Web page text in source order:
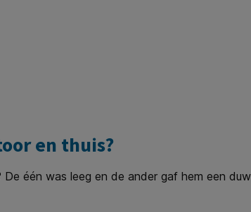
en thuis?
één was leeg en de ander gaf hem een